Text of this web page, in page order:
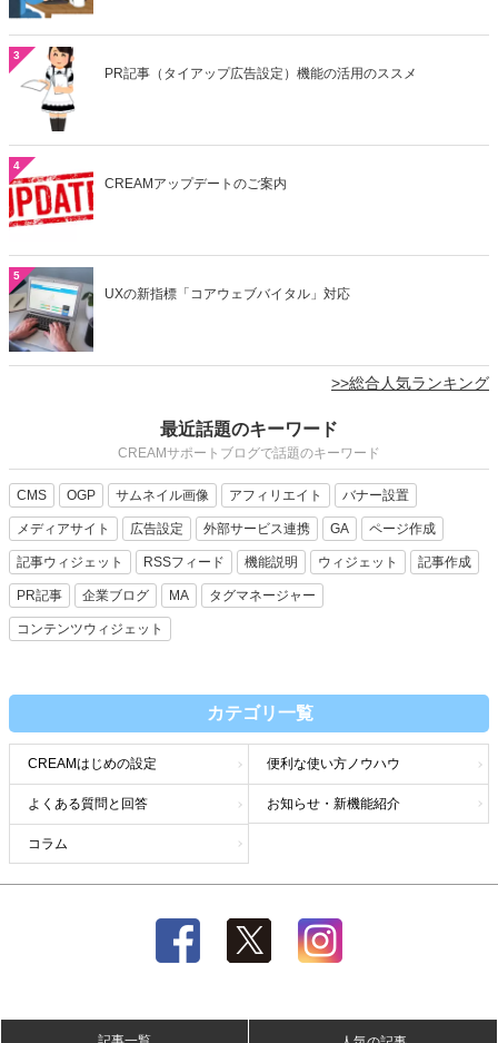
3
PR記事（タイアップ広告設定）機能の活用のススメ
4
CREAMアップデートのご案内
5
UXの新指標「コアウェブバイタル」対応
>>総合人気ランキング
最近話題のキーワード
CREAMサポートブログで話題のキーワード
CMS OGP サムネイル画像 アフィリエイト バナー設置
メディアサイト 広告設定 外部サービス連携 GA ページ作成
記事ウィジェット RSSフィード 機能説明 ウィジェット 記事作成
PR記事 企業ブログ MA タグマネージャー
コンテンツウィジェット
カテゴリ一覧
CREAMはじめの設定 便利な使い方ノウハウ
よくある質問と回答 お知らせ・新機能紹介
コラム